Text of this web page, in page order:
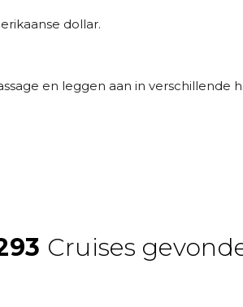
dollar.
en leggen aan in verschillende